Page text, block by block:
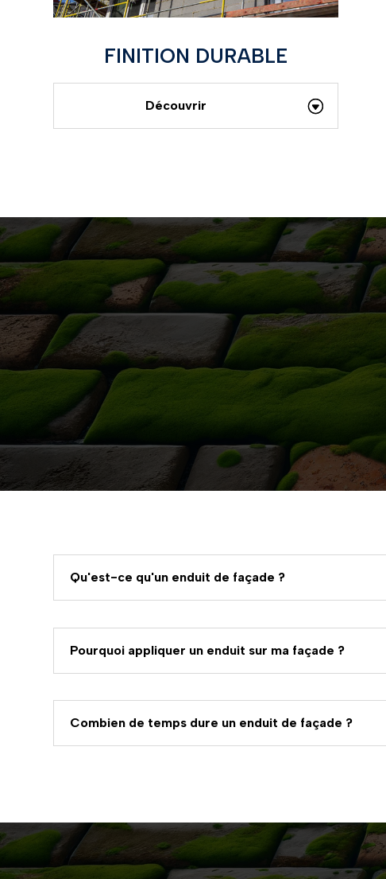
FINITION DURABLE
Découvrir
Qu'est-ce qu'un enduit de façade ?
Pourquoi appliquer un enduit sur ma façade ?
Combien de temps dure un enduit de façade ?